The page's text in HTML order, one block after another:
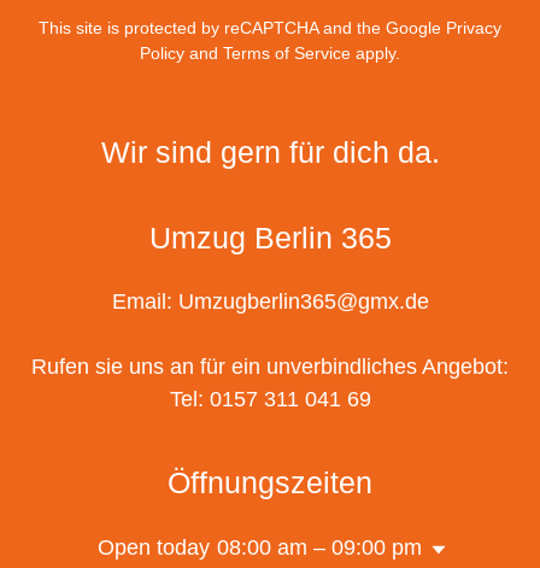
This site is protected by reCAPTCHA and the Google Privacy
Policy and Terms of Service apply.
Wir sind gern für dich da.
Umzug Berlin 365
Email: Umzugberlin365@gmx.de
Rufen sie uns an für ein unverbindliches Angebot:
Tel: 0157 311 041 69
Öffnungszeiten
Open today 08:00 am – 09:00 pm